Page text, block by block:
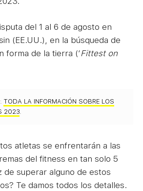
del 1 al 6 de agosto en
(EE.UU.), en la búsqueda de
forma de la tierra (‘Fittest on
: TODA LA INFORMACIÓN SOBRE LOS
2023.
atletas se enfrentarán a las
del fitness en tan solo 5
de superar alguno de estos
Te damos todos los detalles.